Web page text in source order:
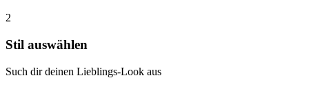
2
Stil auswählen
Such dir deinen Lieblings-Look aus